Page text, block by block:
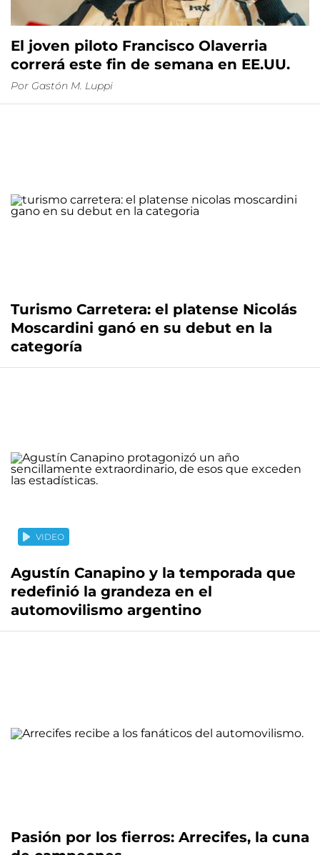
El joven piloto Francisco Olaverria
correrá este fin de semana en EE.UU.
Por Gastón M. Luppi
Turismo Carretera: el platense Nicolás
Moscardini ganó en su debut en la
categoría
VIDEO
Agustín Canapino y la temporada que
redefinió la grandeza en el
automovilismo argentino
Pasión por los fierros: Arrecifes, la cuna